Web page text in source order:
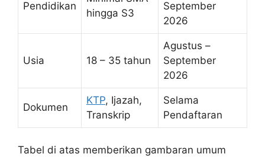
Pendidikan
hingga S3
September
2026
Usia 18 – 35 tahun
Agustus –
September
2026
Dokumen
KTP, Ijazah,
Transkrip
Selama
Pendaftaran
Tabel di atas memberikan gambaran umum